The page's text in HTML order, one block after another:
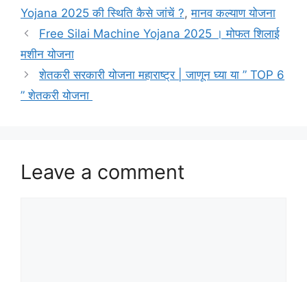
Yojana 2025 की स्थिति कैसे जांचें ?,मानव कल्याण योजना
Free Silai Machine Yojana 2025 । मोफत शिलाई
मशीन योजना
शेतकरी सरकारी योजना महाराष्ट्र | जाणून घ्या या ” TOP 6
” शेतकरी योजना
Leave a comment